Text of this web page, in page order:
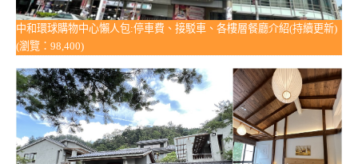
中和環球購物中心懶人包:停車費、接駁車、各樓層餐廳介紹(持續更新)
(瀏覽：98,400)